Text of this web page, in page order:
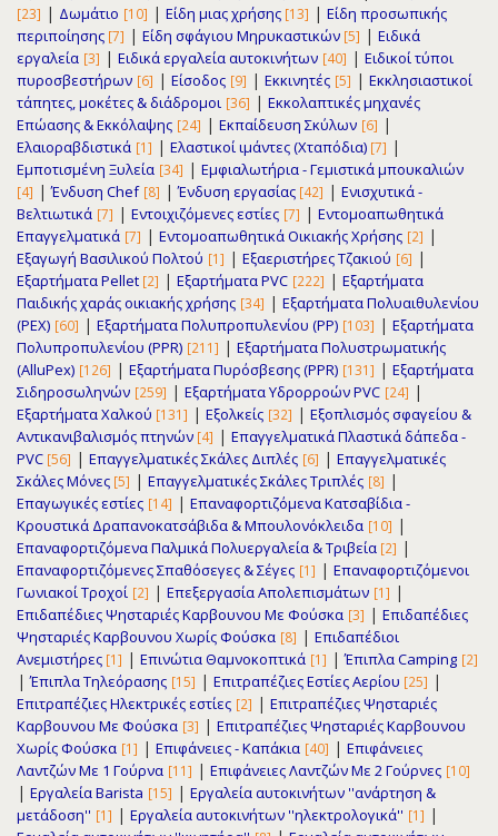
[23] | Δωμάτιο [10] | Είδη μιας χρήσης [13] | Είδη προσωπικής
περιποίησης [7] | Είδη σφάγιου Μηρυκαστικών [5] | Ειδικά
εργαλεία [3] | Ειδικά εργαλεία αυτοκινήτων [40] | Ειδικοί τύποι
πυροσβεστήρων [6] | Είσοδος [9] | Εκκινητές [5] | Εκκλησιαστικοί
τάπητες, μοκέτες & διάδρομοι [36] | Εκκολαπτικές μηχανές
Επώασης & Εκκόλαψης [24] | Εκπαίδευση Σκύλων [6] |
Ελαιοραβδιστικά [1] | Ελαστικοί ιμάντες (Χταπόδια) [7] |
Εμποτισμένη Ξυλεία [34] | Εμφιαλωτήρια - Γεμιστικά μπουκαλιών
[4] |Ένδυση Chef [8] |Ένδυση εργασίας [42] | Ενισχυτικά -
Βελτιωτικά [7] | Εντοιχιζόμενες εστίες [7] | Εντομοαπωθητικά
Επαγγελματικά [7] | Εντομοαπωθητικά Οικιακής Χρήσης [2] |
Εξαγωγή Βασιλικού Πολτού [1] | Εξαεριστήρες Τζακιού [6] |
Εξαρτήματα Pellet [2] | Εξαρτήματα PVC [222] | Εξαρτήματα
Παιδικής χαράς οικιακής χρήσης [34] | Εξαρτήματα Πολυαιθυλενίου
(PEX) [60] | Εξαρτήματα Πολυπροπυλενίου (PP) [103] | Εξαρτήματα
Πολυπροπυλενίου (PPR) [211] | Εξαρτήματα Πολυστρωματικής
(AlluPex) [126] | Εξαρτήματα Πυρόσβεσης (PPR) [131] | Εξαρτήματα
Σιδηροσωληνών [259] | Εξαρτήματα Υδρορρoών PVC [24] |
Εξαρτήματα Χαλκού [131] | Εξολκείς [32] | Εξοπλισμός σφαγείου &
Αντικανιβαλισμός πτηνών [4] | Επαγγελματικά Πλαστικά δάπεδα -
PVC [56] | Επαγγελματικές Σκάλες Διπλές [6] | Επαγγελματικές
Σκάλες Μόνες [5] | Επαγγελματικές Σκάλες Τριπλές [8] |
Επαγωγικές εστίες [14] | Επαναφορτιζόμενα Κατσαβίδια -
Κρουστικά Δραπανοκατσάβιδα & Μπουλονόκλειδα [10] |
Επαναφορτιζόμενα Παλμικά Πολυεργαλεία & Τριβεία [2] |
Επαναφορτιζόμενες Σπαθόσεγες & Σέγες [1] | Επαναφορτιζόμενοι
Γωνιακοί Τροχοί [2] | Επεξεργασία Απολεπισμάτων [1] |
Επιδαπέδιες Ψησταριές Καρβουνου Με Φούσκα [3] | Επιδαπέδιες
Ψησταριές Καρβουνου Χωρίς Φούσκα [8] | Επιδαπέδιοι
Ανεμιστήρες [1] | Επινώτια Θαμνοκοπτικά [1] |Έπιπλα Camping [2]
|Έπιπλα Τηλεόρασης [15] | Επιτραπέζιες Εστίες Αερίου [25] |
Επιτραπέζιες Ηλεκτρικές εστίες [2] | Επιτραπέζιες Ψησταριές
Καρβουνου Με Φούσκα [3] | Επιτραπέζιες Ψησταριές Καρβουνου
Χωρίς Φούσκα [1] | Επιφάνειες - Καπάκια [40] | Επιφάνειες
Λαντζών Με 1 Γούρνα [11] | Επιφάνειες Λαντζών Με 2 Γούρνες [10]
| Εργαλεία Barista [15] | Εργαλεία αυτοκινήτων ''ανάρτηση &
μετάδοση'' [1] | Εργαλεία αυτοκινήτων ''ηλεκτρολογικά'' [1] |